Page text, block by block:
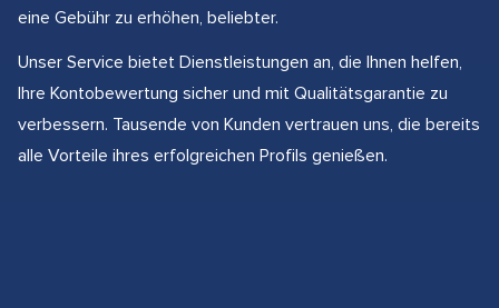
eine Gebühr zu erhöhen, beliebter.
Unser Service bietet Dienstleistungen an, die Ihnen helfen,
Ihre Kontobewertung sicher und mit Qualitätsgarantie zu
verbessern. Tausende von Kunden vertrauen uns, die bereits
alle Vorteile ihres erfolgreichen Profils genießen.